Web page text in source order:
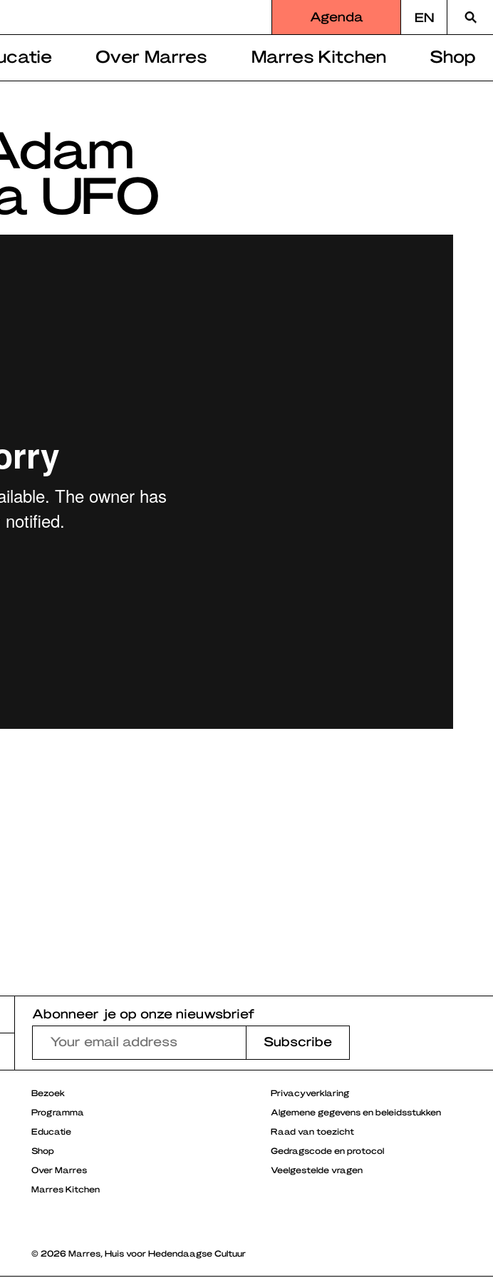
Agenda EN
naar
Over Marres Marres Kitchen Shop
UFO
Abonneer je op onze nieuwsbrief
Bezoek
Programma
Educatie
Shop
Over Marres
Marres Kitchen
Privacyverklaring
Algemene gegevens en beleidsstukken
Raad van toezicht
Gedragscode en protocol
Veelgestelde vragen
© 2026 Marres, Huis voor Hedendaagse Cultuur